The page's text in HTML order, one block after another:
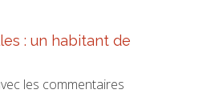
: un habitant de
les commentaires